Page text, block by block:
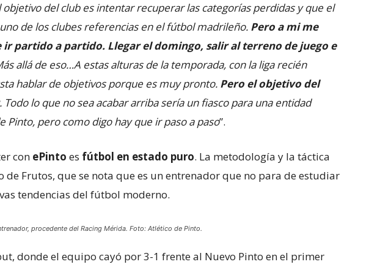
objetivo del club es intentar recuperar las categorías perdidas y que el
de los clubes referencias en el fútbol madrileño. Pero a mi me
ir partido a partido. Llegar el domingo, salir al terreno de juego e
allá de eso…A estas alturas de la temporada, con la liga recién
hablar de objetivos porque es muy pronto. Pero el objetivo del
. Todo lo que no sea acabar arriba sería un fiasco para una entidad
Pinto, pero como digo hay que ir paso a paso”.
con ePinto es fútbol en estado puro. La metodología y la táctica
de Frutos, que se nota que es un entrenador que no para de estudiar
tendencias del fútbol moderno.
procedente del Racing Mérida. Foto: Atlético de Pinto.
donde el equipo cayó por 3-1 frente al Nuevo Pinto en el primer